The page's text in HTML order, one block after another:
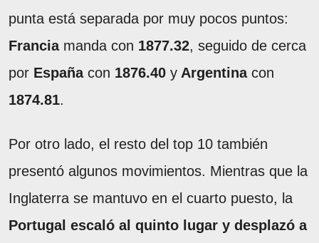
punta está separada por muy pocos puntos:
Francia manda con 1877.32, seguido de cerca
por España con 1876.40 y Argentina con
1874.81.
Por otro lado, el resto del top 10 también
presentó algunos movimientos. Mientras que la
Inglaterra se mantuvo en el cuarto puesto, la
Portugal escaló al quinto lugar y desplazó a